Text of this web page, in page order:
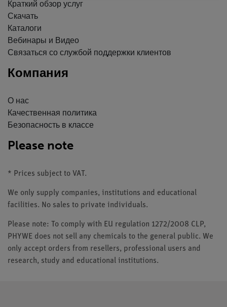
Краткий обзор услуг
Скачать
Каталоги
Вебинары и Видео
Связаться со службой поддержки клиентов
Компания
О нас
Качественная политика
Безопасность в классе
Please note
* Prices subject to VAT.
We only supply companies, institutions and educational
facilities. No sales to private individuals.
Please note: To comply with EU regulation 1272/2008 CLP,
PHYWE does not sell any chemicals to the general public. We
only accept orders from resellers, professional users and
research, study and educational institutions.